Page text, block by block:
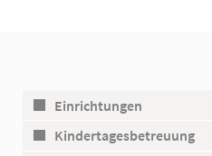
Ihr Engagement
AWO Ortsverein Rheinsberg
Einrichtungen
Kindertagesbetreuung